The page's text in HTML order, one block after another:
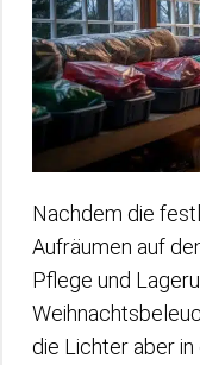
Nachdem die
Aufräumen auf
Pflege und
die Lichter aber